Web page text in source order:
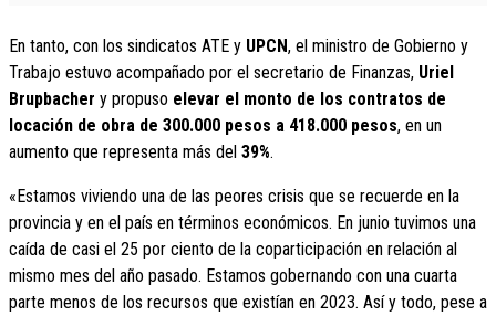
En tanto, con los sindicatos ATE y UPCN, el ministro de Gobierno y
Trabajo estuvo acompañado por el secretario de Finanzas, Uriel
Brupbacher y propuso elevar el monto de los contratos de
locación de obra de 300.000 pesos a 418.000 pesos, en un
aumento que representa más del 39%.
«Estamos viviendo una de las peores crisis que se recuerde en la
provincia y en el país en términos económicos. En junio tuvimos una
caída de casi el 25 por ciento de la coparticipación en relación al
mismo mes del año pasado. Estamos gobernando con una cuarta
parte menos de los recursos que existían en 2023. Así y todo, pese a